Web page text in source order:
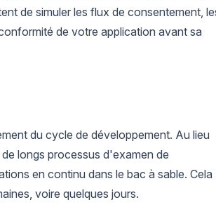
de simuler les flux de consentement,
de votre application avant sa
du cycle de développement. Au lieu
longs processus d'examen de
en continu dans le bac à sable. Cela
voire quelques jours.